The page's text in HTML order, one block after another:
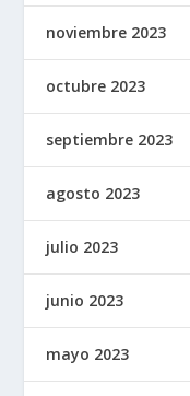
noviembre 2023
octubre 2023
septiembre 2023
agosto 2023
julio 2023
junio 2023
mayo 2023